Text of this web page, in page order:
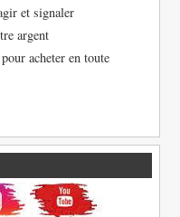
et signaler
argent
acheter en toute